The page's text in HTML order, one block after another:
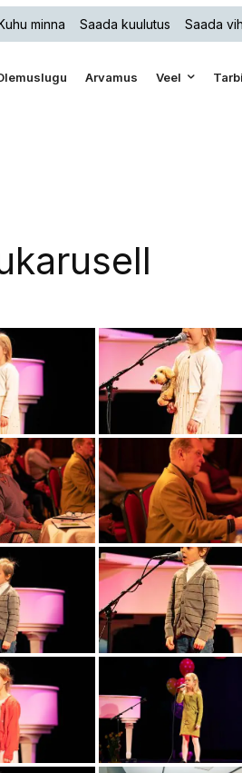
minna Saada kuulutus Saada
Arvamus Veel